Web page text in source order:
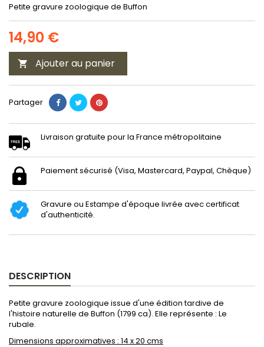
Petite gravure zoologique de Buffon
14,90 €
 Ajouter au panier
Partager
Livraison gratuite pour la France métropolitaine
Paiement sécurisé (Visa, Mastercard, Paypal, Chèque)
Gravure ou Estampe d'époque livrée avec certificat
d'authenticité.
DESCRIPTION
Petite gravure zoologique issue d'une édition tardive de
l'histoire naturelle de Buffon (1799 ca). Elle représente : Le
rubale.
Dimensions approximatives : 14 x 20 cms